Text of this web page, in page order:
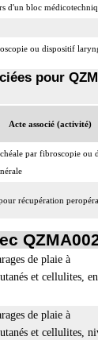
d'un bloc
ou dispositif
pour
Acte associé (activité)
par fibroscopie ou
récupération
de plaie à
et cellulites, en
de plaie à
et cellulites,